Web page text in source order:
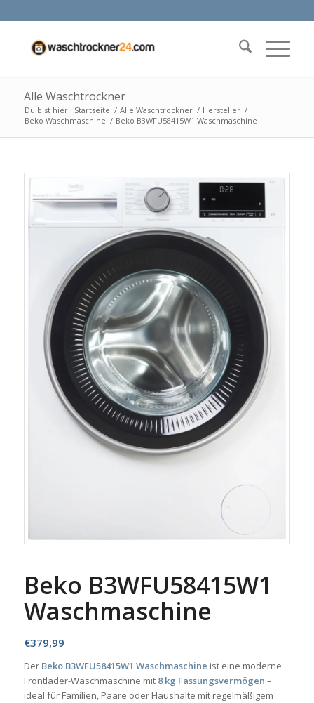
Alle Waschtrockner
Du bist hier: Startseite / Alle Waschtrockner / Hersteller /
Beko Waschmaschine / Beko B3WFU58415W1 Waschmaschine
Beko B3WFU58415W1
Waschmaschine
€379,99
Der Beko B3WFU58415W1 Waschmaschine ist eine moderne
Frontlader-Waschmaschine mit 8 kg Fassungsvermögen –
ideal für Familien, Paare oder Haushalte mit regelmäßigem